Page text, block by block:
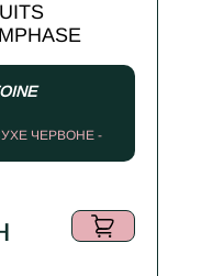
ЧЕРВОНЕ -